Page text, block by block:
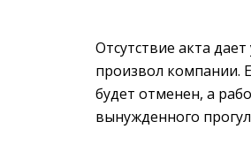
Отсутствие акта
произвол компании.
будет отменен, а
вынужденного